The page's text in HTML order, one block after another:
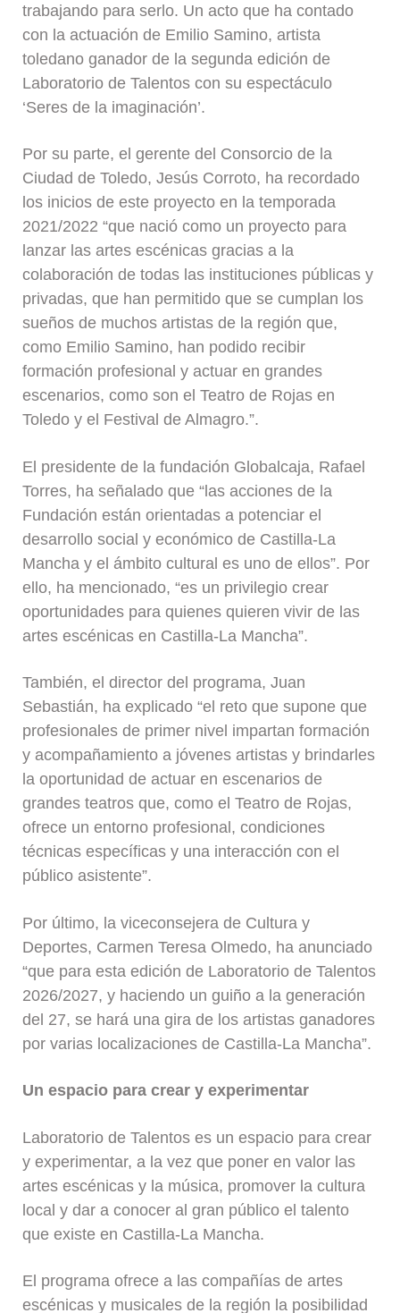
trabajando para serlo. Un acto que ha contado
con la actuación de Emilio Samino, artista
toledano ganador de la segunda edición de
Laboratorio de Talentos con su espectáculo
‘Seres de la imaginación’.
Por su parte, el gerente del Consorcio de la
Ciudad de Toledo, Jesús Corroto, ha recordado
los inicios de este proyecto en la temporada
2021/2022 “que nació como un proyecto para
lanzar las artes escénicas gracias a la
colaboración de todas las instituciones públicas y
privadas, que han permitido que se cumplan los
sueños de muchos artistas de la región que,
como Emilio Samino, han podido recibir
formación profesional y actuar en grandes
escenarios, como son el Teatro de Rojas en
Toledo y el Festival de Almagro.”.
El presidente de la fundación Globalcaja, Rafael
Torres, ha señalado que “las acciones de la
Fundación están orientadas a potenciar el
desarrollo social y económico de Castilla-La
Mancha y el ámbito cultural es uno de ellos”. Por
ello, ha mencionado, “es un privilegio crear
oportunidades para quienes quieren vivir de las
artes escénicas en Castilla-La Mancha”.
También, el director del programa, Juan
Sebastián, ha explicado “el reto que supone que
profesionales de primer nivel impartan formación
y acompañamiento a jóvenes artistas y brindarles
la oportunidad de actuar en escenarios de
grandes teatros que, como el Teatro de Rojas,
ofrece un entorno profesional, condiciones
técnicas específicas y una interacción con el
público asistente”.
Por último, la viceconsejera de Cultura y
Deportes, Carmen Teresa Olmedo, ha anunciado
“que para esta edición de Laboratorio de Talentos
2026/2027, y haciendo un guiño a la generación
del 27, se hará una gira de los artistas ganadores
por varias localizaciones de Castilla-La Mancha”.
Un espacio para crear y experimentar
Laboratorio de Talentos es un espacio para crear
y experimentar, a la vez que poner en valor las
artes escénicas y la música, promover la cultura
local y dar a conocer al gran público el talento
que existe en Castilla-La Mancha.
El programa ofrece a las compañías de artes
escénicas y musicales de la región la posibilidad